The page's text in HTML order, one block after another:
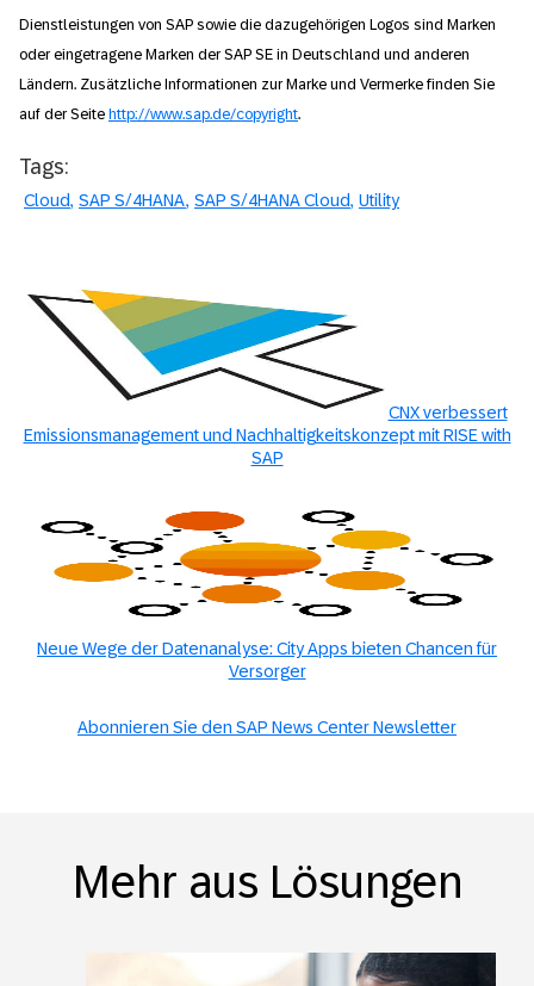
Dienstleistungen von SAP sowie die dazugehörigen Logos sind Marken
oder eingetragene Marken der SAP SE in Deutschland und anderen
Ländern. Zusätzliche Informationen zur Marke und Vermerke finden Sie
auf der Seite http://www.sap.de/copyright.
Tags:
Cloud SAP S/4HANA SAP S/4HANA Cloud Utility
CNX verbessert
Emissionsmanagement und Nachhaltigkeitskonzept mit RISE with
SAP
Neue Wege der Datenanalyse: City Apps bieten Chancen für
Versorger
Abonnieren Sie den SAP News Center Newsletter
Mehr aus Lösungen